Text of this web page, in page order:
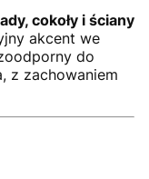
cokoły i ściany
akcent we
do
z zachowaniem